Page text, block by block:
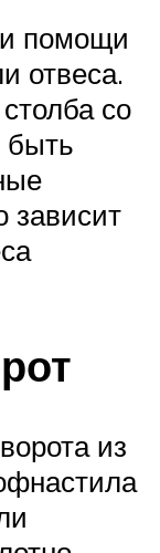
помощи
отвеса.
со
быть
зависит
из